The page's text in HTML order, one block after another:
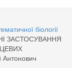
біології
ЗАСТОСУВАННЯ